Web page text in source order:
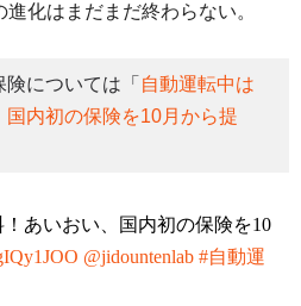
化はまだまだ終わらない。
については「 自動運転中は
内初の保険を10月から提
あいおい、国内初の保険を10
@jidountenlab #自動運